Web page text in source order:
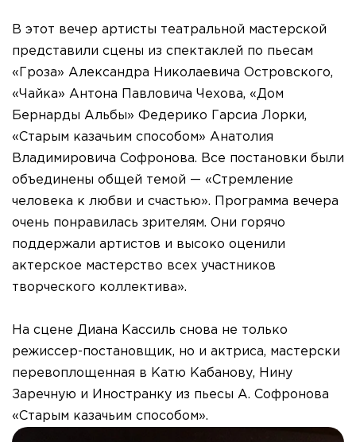
В этот вечер артисты театральной мастерской
представили сцены из спектаклей по пьесам
«Гроза» Александра Николаевича Островского,
«Чайка» Антона Павловича Чехова, «Дом
Бернарды Альбы» Федерико Гарсиа Лорки,
«Старым казачьим способом» Анатолия
Владимировича Софронова. Все постановки были
объединены общей темой — «Стремление
человека к любви и счастью». Программа вечера
очень понравилась зрителям. Они горячо
поддержали артистов и высоко оценили
актерское мастерство всех участников
творческого коллектива».
На сцене Диана Кассиль снова не только
режиссер-постановщик, но и актриса, мастерски
перевоплощенная в Катю Кабанову, Нину
Заречную и Иностранку из пьесы А. Софронова
«Старым казачьим способом».